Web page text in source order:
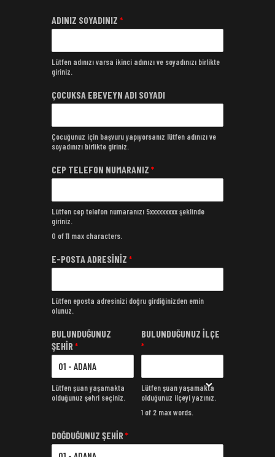
ADINIZ SOYADINIZ *
Lütfen adınızı varsa ikinci adınızı ve soyadınızı birlikte
giriniz.
ÇOCUKSA EBEVEYN ADI SOYADI
Çocuğunuz için başvuru yapıyorsanız lütfen adınızı ve
soyadınızı birlikte giriniz.
CEP TELEFON NUMARANIZ *
Lütfen cep telefon numaranızı 5xxxxxxxxx şeklinde
giriniz.
0 of 11 max characters.
E-POSTA ADRESİNİZ *
Lütfen eposta adresinizi doğru girdiğinizden emin
olunuz.
BULUNDUĞUNUZ
ŞEHİR*
Lütfen şuan yaşamakta
olduğunuz şehri seçiniz.
BULUNDUĞUNUZ İLÇE
*
Lütfen şuan yaşamakta
olduğunuz ilçeyi yazınız.
1 of 2 max words.
DOĞDUĞUNUZ ŞEHİR*